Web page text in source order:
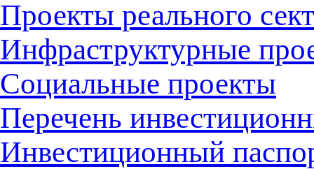
Проекты реального
Инфраструктурные
Социальные проекты
Перечень
Инвестиционный